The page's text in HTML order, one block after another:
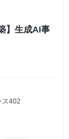
】生成AI事
ス402